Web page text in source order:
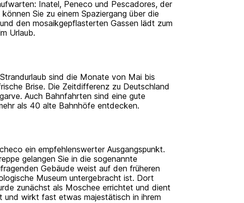
Inatel, Peneco und Pescadores, der
Sie zu einem Spaziergang über die
den mosaikgepflasterten Gassen lädt zum
Urlaub.
sind die Monate von Mai bis
Brise. Die Zeitdifferenz zu Deutschland
Auch Bahnfahrten sind eine gute
als 40 alte Bahnhöfe entdecken.
ein empfehlenswerter Ausgangspunkt.
gelangen Sie in die sogenannte
Gebäude weist auf den früheren
Museum untergebracht ist. Dort
zunächst als Moschee errichtet und dient
und wirkt fast etwas majestätisch in ihrem